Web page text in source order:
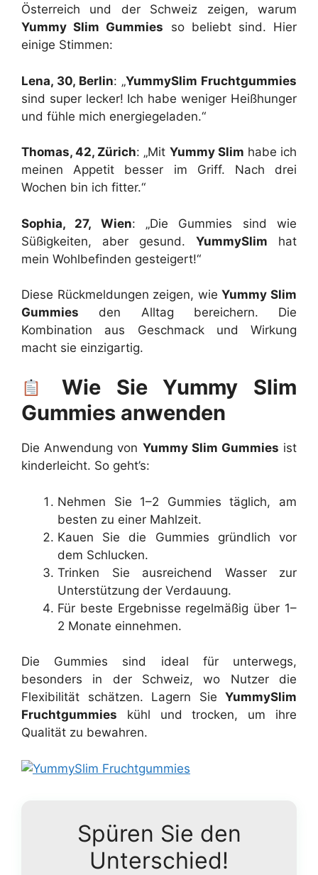
Österreich und der Schweiz zeigen, warum
Yummy Slim Gummies so beliebt sind. Hier
einige Stimmen:
Lena, 30, Berlin: „YummySlim Fruchtgummies
sind super lecker! Ich habe weniger Heißhunger
und fühle mich energiegeladen.“
Thomas, 42, Zürich: „Mit Yummy Slim habe ich
meinen Appetit besser im Griff. Nach drei
Wochen bin ich fitter.“
Sophia, 27, Wien: „Die Gummies sind wie
Süßigkeiten, aber gesund. YummySlim hat
mein Wohlbefinden gesteigert!“
Diese Rückmeldungen zeigen, wieYummy Slim
Gummies den Alltag bereichern. Die
Kombination aus Geschmack und Wirkung
macht sie einzigartig.
Wie Sie Yummy Slim
Gummies anwenden
Die Anwendung von Yummy Slim Gummies ist
kinderleicht. So geht’s:
Nehmen Sie 1–2 Gummies täglich, am
besten zu einer Mahlzeit.
Kauen Sie die Gummies gründlich vor
dem Schlucken.
Trinken Sie ausreichend Wasser zur
Unterstützung der Verdauung.
Für beste Ergebnisse regelmäßig über 1–
2 Monate einnehmen.
Die Gummies sind ideal für unterwegs,
besonders in der Schweiz, wo Nutzer die
Flexibilität schätzen. Lagern Sie YummySlim
Fruchtgummies kühl und trocken, um ihre
Qualität zu bewahren.
Spüren Sie den
Unterschied!